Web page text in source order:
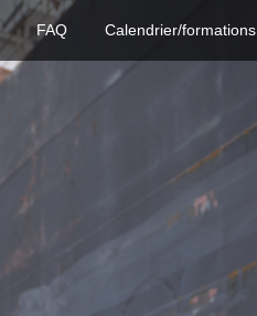
FAQ Calendrier/formations